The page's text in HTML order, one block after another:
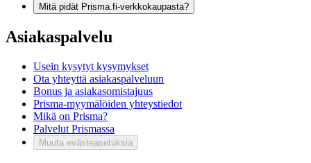
Mitä pidät Prisma.fi-verkkokaupasta?
Asiakaspalvelu
Usein kysytyt kysymykset
Ota yhteyttä asiakaspalveluun
Bonus ja asiakasomistajuus
Prisma-myymälöiden yhteystiedot
Mikä on Prisma?
Palvelut Prismassa
Muuta evästeasetuksia